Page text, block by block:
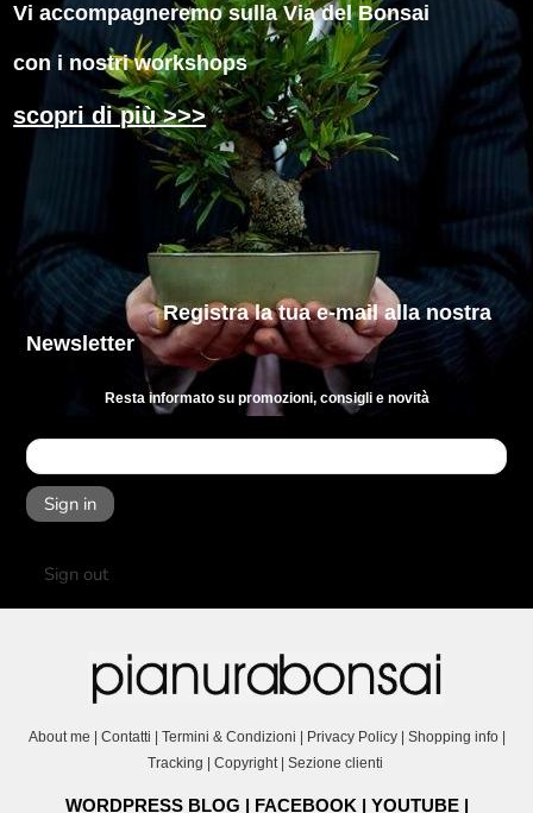
Vi accompagneremo sulla Via del Bonsai
con i nostri workshops
scopri di più >>>
Registra la tua e-mailalla nostra
Newsletter
Resta informato su promozioni, consigli e novità
Sign in
Sign out
About me Contatti Termini & Condizioni Privacy Policy| Shopping info|
Tracking
Copyright| Sezione clienti
WORDPRESS BLOG | FACEBOOK | YOUTUBE|